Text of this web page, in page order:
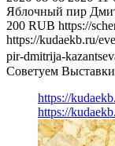
Яблочный пир
200 RUB https://
https://kudaekb.ru/
pir-dmitrija-
Советуем Выставки
https://
https://